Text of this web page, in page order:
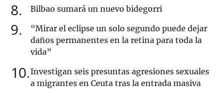
8 Bilbao sumará un nuevo bidegorri
9
“Mirar el eclipse un solo segundo puede dejar
daños permanentes en la retina para toda la
vida”
10 Investigan seis presuntas agresiones sexuales
a migrantes en Ceuta tras la entrada masiva